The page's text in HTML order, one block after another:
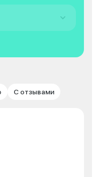
С отзывами